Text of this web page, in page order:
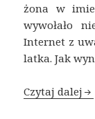
żona w
wywołało
Internet z
latka. Jak
Czytaj dalej